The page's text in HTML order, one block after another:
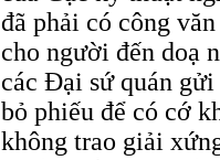
đã phải có công
cho người đến doạ
các Ðại sứ quán
bỏ phiếu để có cớ
không trao giải